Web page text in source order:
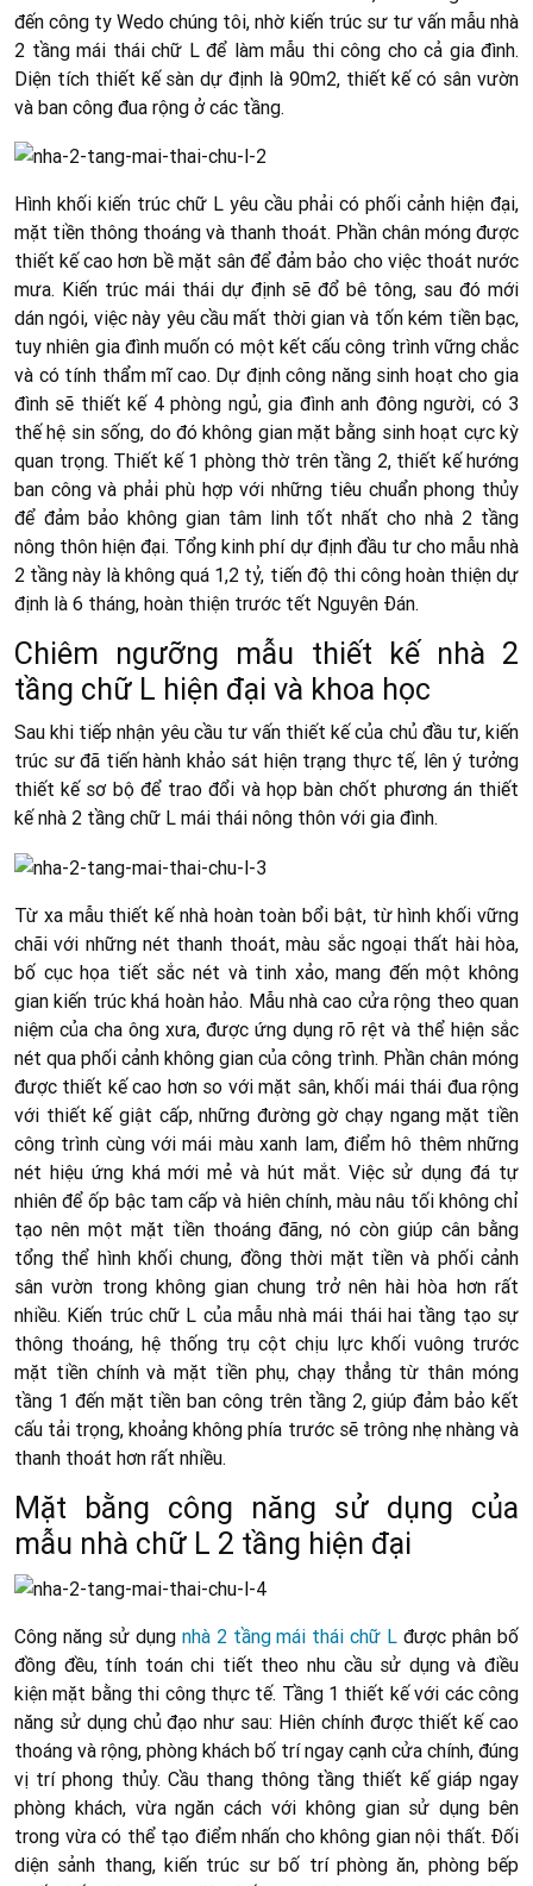
đến công ty Wedo chúng tôi, nhờ kiến trúc sư tư vấn mẫu nhà
2 tầng mái thái chữ L để làm mẫu thi công cho cả gia đình.
Diện tích thiết kế sàn dự định là 90m2, thiết kế có sân vườn
và ban công đua rộng ở các tầng.
Hình khối kiến trúc chữ L yêu cầu phải có phối cảnh hiện đại,
mặt tiền thông thoáng và thanh thoát. Phần chân móng được
thiết kế cao hơn bề mặt sân để đảm bảo cho việc thoát nước
mưa. Kiến trúc mái thái dự định sẽ đổ bê tông, sau đó mới
dán ngói, việc này yêu cầu mất thời gian và tốn kém tiền bạc,
tuy nhiên gia đình muốn có một kết cấu công trình vững chắc
và có tính thẩm mĩ cao. Dự định công năng sinh hoạt cho gia
đình sẽ thiết kế 4 phòng ngủ, gia đình anh đông người, có 3
thế hệ sin sống, do đó không gian mặt bằng sinh hoạt cực kỳ
quan trọng. Thiết kế 1 phòng thờ trên tầng 2, thiết kế hướng
ban công và phải phù hợp với những tiêu chuẩn phong thủy
để đảm bảo không gian tâm linh tốt nhất cho nhà 2 tầng
nông thôn hiện đại. Tổng kinh phí dự định đầu tư cho mẫu nhà
2 tầng này là không quá 1,2 tỷ, tiến độ thi công hoàn thiện dự
định là 6 tháng, hoàn thiện trước tết Nguyên Đán.
Chiêm ngưỡng mẫu thiết kế nhà 2
tầng chữ L hiện đại và khoa học
Sau khi tiếp nhận yêu cầu tư vấn thiết kế của chủ đầu tư, kiến
trúc sư đã tiến hành khảo sát hiện trạng thực tế, lên ý tưởng
thiết kế sơ bộ để trao đổi và họp bàn chốt phương án thiết
kế nhà 2 tầng chữ L mái thái nông thôn với gia đình.
Từ xa mẫu thiết kế nhà hoàn toàn bổi bật, từ hình khối vững
chãi với những nét thanh thoát, màu sắc ngoại thất hài hòa,
bố cục họa tiết sắc nét và tinh xảo, mang đến một không
gian kiến trúc khá hoàn hảo. Mẫu nhà cao cửa rộng theo quan
niệm của cha ông xưa, được ứng dụng rõ rệt và thể hiện sắc
nét qua phối cảnh không gian của công trình. Phần chân móng
được thiết kế cao hơn so với mặt sân, khối mái thái đua rộng
với thiết kế giật cấp, những đường gờ chạy ngang mặt tiền
công trình cùng với mái màu xanh lam, điểm hô thêm những
nét hiệu ứng khá mới mẻ và hút mắt. Việc sử dụng đá tự
nhiên để ốp bậc tam cấp và hiên chính, màu nâu tối không chỉ
tạo nên một mặt tiền thoáng đãng, nó còn giúp cân bằng
tổng thể hình khối chung, đồng thời mặt tiền và phối cảnh
sân vườn trong không gian chung trở nên hài hòa hơn rất
nhiều. Kiến trúc chữ L của mẫu nhà mái thái hai tầng tạo sự
thông thoáng, hệ thống trụ cột chịu lực khối vuông trước
mặt tiền chính và mặt tiền phụ, chạy thẳng từ thân móng
tầng 1 đến mặt tiền ban công trên tầng 2, giúp đảm bảo kết
cấu tải trọng, khoảng không phía trước sẽ trông nhẹ nhàng và
thanh thoát hơn rất nhiều.
Mặt bằng công năng sử dụng của
mẫu nhà chữ L 2 tầng hiện đại
Công năng sử dụng nhà 2 tầng mái thái chữ L được phân bố
đồng đều, tính toán chi tiết theo nhu cầu sử dụng và điều
kiện mặt bằng thi công thực tế. Tầng 1 thiết kế với các công
năng sử dụng chủ đạo như sau: Hiên chính được thiết kế cao
thoáng và rộng, phòng khách bố trí ngay cạnh cửa chính, đúng
vị trí phong thủy. Cầu thang thông tầng thiết kế giáp ngay
phòng khách, vừa ngăn cách với không gian sử dụng bên
trong vừa có thể tạo điểm nhấn cho không gian nội thất. Đối
diện sảnh thang, kiến trúc sư bố trí phòng ăn, phòng bếp